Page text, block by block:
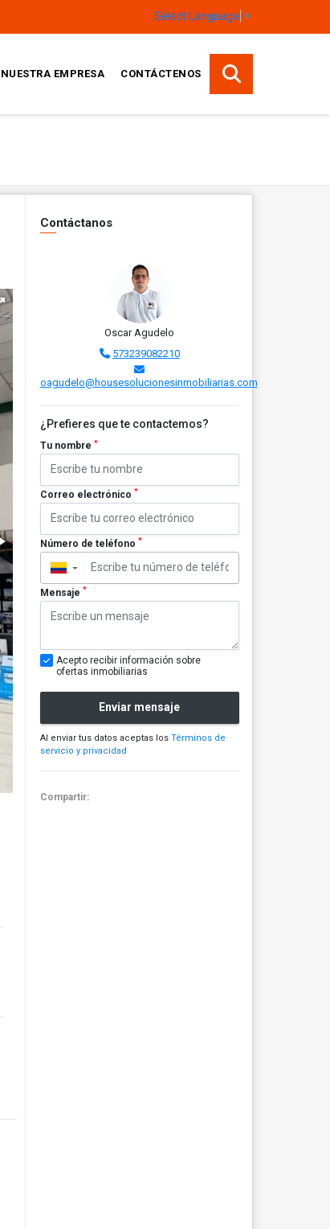
Select Language ▼
NUESTRA EMPRESA CONTÁCTENOS
Contáctanos
Oscar Agudelo
573239082210
oagudelo@housesolucionesinmobiliarias.com
¿Prefieres que te contactemos?
Tu nombre *
Correo electrónico *
Número de teléfono *
▼
Mensaje *
Acepto recibir información sobre
ofertas inmobiliarias
Enviar mensaje
Al enviar tus datos aceptas los Términos de
servicio y privacidad
Compartir: